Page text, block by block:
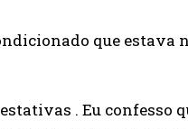
que estava
. Eu